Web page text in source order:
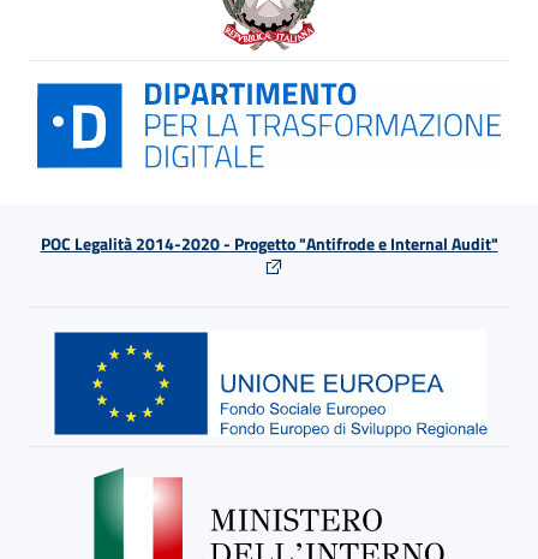
POC Legalità 2014-2020 - Progetto "Antifrode e Internal Audit"